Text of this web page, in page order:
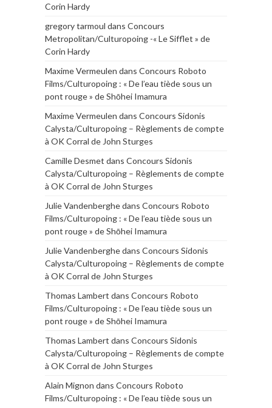
Corin Hardy
gregory tarmoul dans Concours
Metropolitan/Culturopoing -« Le Sifflet » de
Corin Hardy
Maxime Vermeulen dans Concours Roboto
Films/Culturopoing : « De l’eau tiède sous un
pont rouge » de Shōhei Imamura
Maxime Vermeulen dans Concours Sidonis
Calysta/Culturopoing – Règlements de compte
à OK Corral de John Sturges
Camille Desmet dans Concours Sidonis
Calysta/Culturopoing – Règlements de compte
à OK Corral de John Sturges
Julie Vandenberghedans Concours Roboto
Films/Culturopoing : « De l’eau tiède sous un
pont rouge » de Shōhei Imamura
Julie Vandenberghedans Concours Sidonis
Calysta/Culturopoing – Règlements de compte
à OK Corral de John Sturges
Thomas Lambert dans Concours Roboto
Films/Culturopoing : « De l’eau tiède sous un
pont rouge » de Shōhei Imamura
Thomas Lambert dans Concours Sidonis
Calysta/Culturopoing – Règlements de compte
à OK Corral de John Sturges
Alain Mignon dans Concours Roboto
Films/Culturopoing : « De l’eau tiède sous un